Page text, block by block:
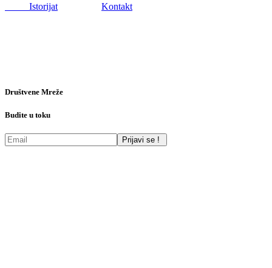
Istorijat
Kontakt
Društvene Mreže
Budite u toku